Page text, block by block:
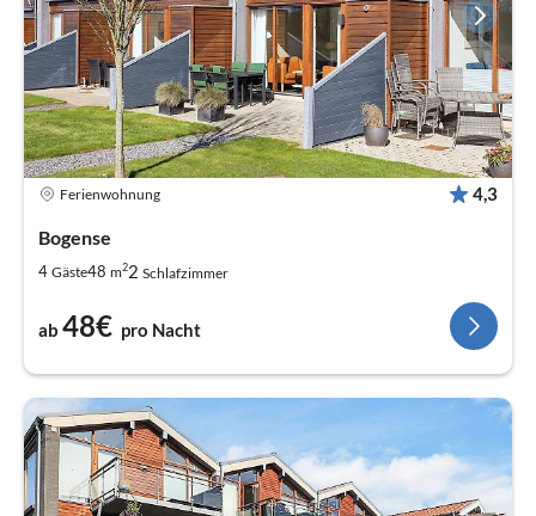
Ferienwohnung 4,3
Bogense
4 Gäste48 m22 Schlafzimmer
ab 48€ pro Nacht